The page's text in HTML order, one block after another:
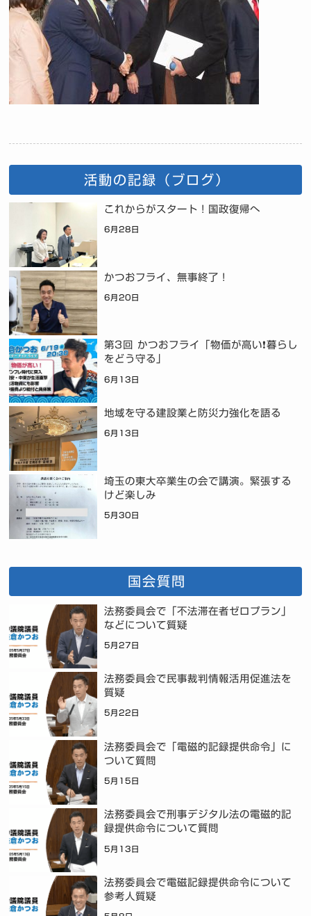
活動の記録（ブログ）
これからがスタート！国政復帰へ
6月28日
かつおフライ、無事終了！
6月20日
第3回 かつおフライ「物価が高い❗暮らし
をどう守る」
6月13日
地域を守る建設業と防災力強化を語る
6月13日
埼玉の東大卒業生の会で講演。緊張する
けど楽しみ
5月30日
国会質問
法務委員会で「不法滞在者ゼロプラン」
などについて質疑
5月27日
法務委員会で民事裁判情報活用促進法を
質疑
5月22日
法務委員会で「電磁的記録提供命令」に
ついて質問
5月15日
法務委員会で刑事デジタル法の電磁的記
録提供命令について質問
5月13日
法務委員会で電磁記録提供命令について
参考人質疑